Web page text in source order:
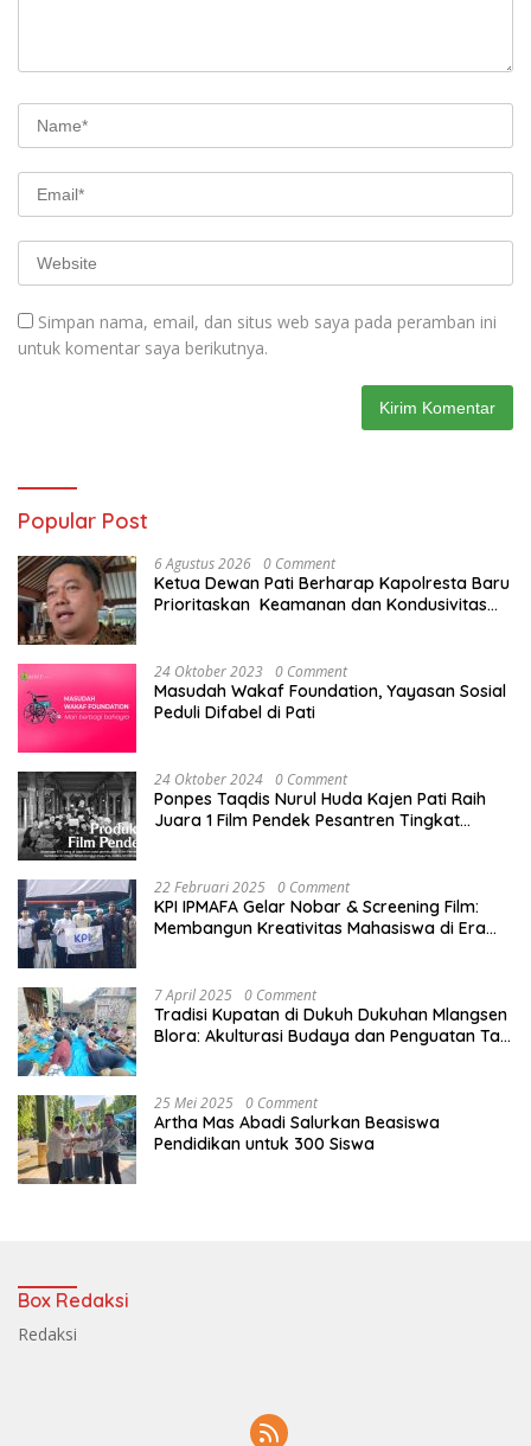
Simpan nama, email, dan situs web saya pada peramban ini
untuk komentar saya berikutnya.
Popular Post
6 Agustus 2026 0 Comment
Ketua Dewan Pati Berharap Kapolresta Baru
Prioritaskan Keamanan dan Kondusivitas
24 Oktober 2023 0 Comment
Masudah Wakaf Foundation, Yayasan Sosial
Peduli Difabel di Pati
24 Oktober 2024 0 Comment
Ponpes Taqdis Nurul Huda Kajen Pati Raih
Juara 1 Film Pendek Pesantren Tingkat
22 Februari 2025 0 Comment
KPI IPMAFA Gelar Nobar & Screening Film:
Membangun Kreativitas Mahasiswa di Era
7 April 2025 0 Comment
Tradisi Kupatan di Dukuh Dukuhan Mlangsen
Blora: Akulturasi Budaya dan Penguatan Tali
25 Mei 2025 0 Comment
Artha Mas Abadi Salurkan Beasiswa
Pendidikan untuk 300 Siswa
Box Redaksi
Redaksi